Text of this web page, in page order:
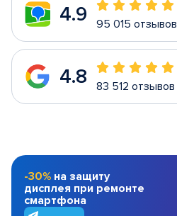
4.9 95 015 отзывов
4.8 83 512 отзывов
-30% на защиту
дисплея при ремонте
смартфона